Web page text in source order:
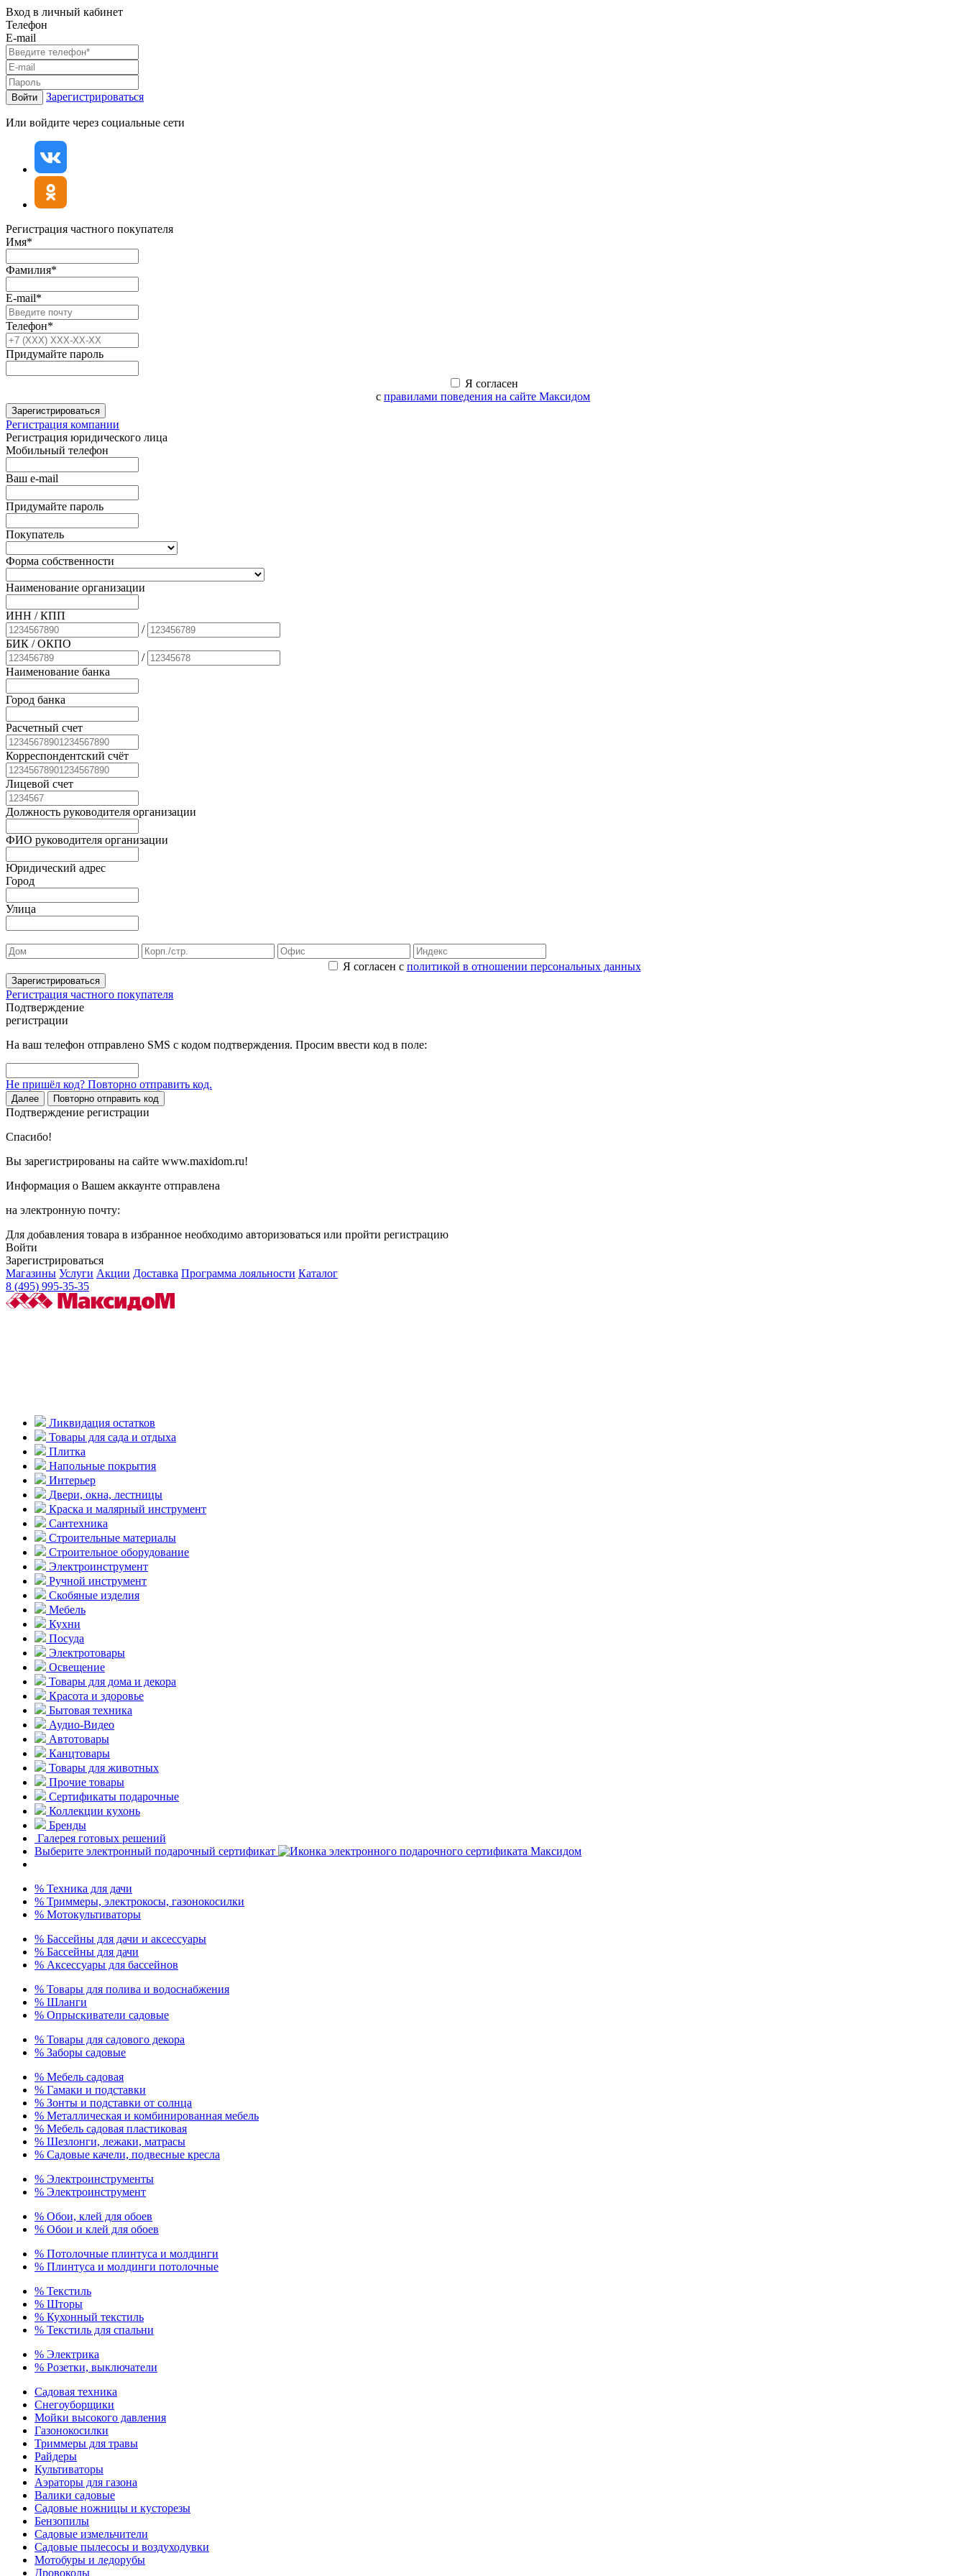
Вход в личный кабинет
Телефон
E-mail
Войти Зарегистрироваться
Или войдите через социальные сети
Регистрация частного покупателя
Имя*
Фамилия*
E-mail*
Телефон*
Придумайте пароль
Я согласен
с правилами поведения на сайте Максидом
Зарегистрироваться
Регистрация компании
Регистрация юридического лица
Мобильный телефон
Ваш e-mail
Придумайте пароль
Покупатель
Форма собственности
Наименование организации
ИНН / КПП
/
БИК / ОКПО
/
Наименование банка
Город банка
Расчетный счет
Корреспондентский счёт
Лицевой счет
Должность руководителя организации
ФИО руководителя организации
Юридический адрес
Город
Улица
Я согласен с политикой в отношении персональных данных
Зарегистрироваться
Регистрация частного покупателя
Подтверждение
регистрации
На ваш телефон отправлено SMS с кодом подтверждения. Просим ввести код в поле:
Не пришёл код? Повторно отправить код.
Далее Повторно отправить код
Подтверждение регистрации
Спасибо!
Вы зарегистрированы на сайте www.maxidom.ru!
Информация о Вашем аккаунте отправлена
на электронную почту:
Для добавления товара в избранное необходимо авторизоваться или пройти регистрацию
Войти
Зарегистрироваться
Магазины Услуги Акции Доставка Программа лояльности Каталог
8 (495) 995-35-35
Ликвидация остатков
Товары для сада и отдыха
Плитка
Напольные покрытия
Интерьер
Двери, окна, лестницы
Краска и малярный инструмент
Сантехника
Строительные материалы
Строительное оборудование
Электроинструмент
Ручной инструмент
Скобяные изделия
Мебель
Кухни
Посуда
Электротовары
Освещение
Товары для дома и декора
Красота и здоровье
Бытовая техника
Аудио-Видео
Автотовары
Канцтовары
Товары для животных
Прочие товары
Сертификаты подарочные
Коллекции кухонь
Бренды
Галерея готовых решений
Выберите электронный подарочный сертификат
% Техника для дачи
% Триммеры, электрокосы, газонокосилки
% Мотокультиваторы
% Бассейны для дачи и аксессуары
% Бассейны для дачи
% Аксессуары для бассейнов
% Товары для полива и водоснабжения
% Шланги
% Опрыскиватели садовые
% Товары для садового декора
% Заборы садовые
% Мебель садовая
% Гамаки и подставки
% Зонты и подставки от солнца
% Металлическая и комбинированная мебель
% Мебель садовая пластиковая
% Шезлонги, лежаки, матрасы
% Садовые качели, подвесные кресла
% Электроинструменты
% Электроинструмент
% Обои, клей для обоев
% Обои и клей для обоев
% Потолочные плинтуса и молдинги
% Плинтуса и молдинги потолочные
% Текстиль
% Шторы
% Кухонный текстиль
% Текстиль для спальни
% Электрика
% Розетки, выключатели
Садовая техника
Снегоуборщики
Мойки высокого давления
Газонокосилки
Триммеры для травы
Райдеры
Культиваторы
Аэраторы для газона
Валики садовые
Садовые ножницы и кусторезы
Бензопилы
Садовые измельчители
Садовые пылесосы и воздуходувки
Мотобуры и ледорубы
Дровоколы